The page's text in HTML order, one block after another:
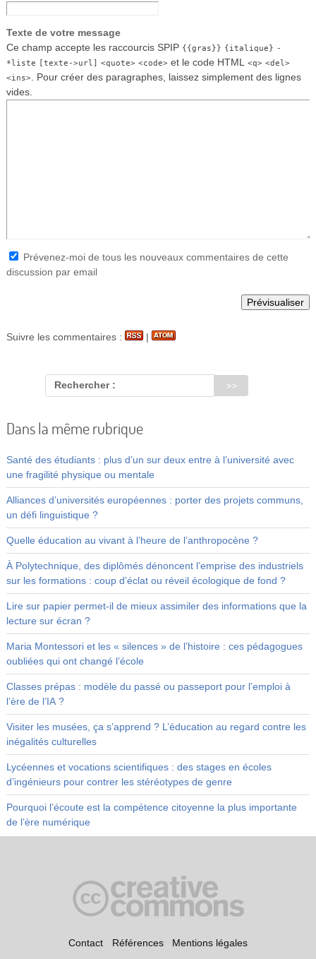
Texte de votre message
Ce champ accepte les raccourcis SPIP {{gras}} {italique} -
*liste [texte->url] <quote> <code>et le code HTML <q> <del>
<ins>. Pour créer des paragraphes, laissez simplement des lignes
vides.
Prévenez-moi de tous les nouveaux commentaires de cette
discussion par email
Suivre les commentaires : |
Rechercher :
Dans la même rubrique
Santé des étudiants : plus d’un sur deux entre à l’université avec
une fragilité physique ou mentale
Alliances d’universités européennes : porter des projets communs,
un défi linguistique ?
Quelle éducation au vivant à l’heure de l’anthropocène ?
À Polytechnique, des diplômés dénoncent l’emprise des industriels
sur les formations : coup d’éclat ou réveil écologique de fond ?
Lire sur papier permet-il de mieux assimiler des informations que la
lecture sur écran ?
Maria Montessori et les « silences » de l’histoire : ces pédagogues
oubliées qui ont changé l’école
Classes prépas : modèle du passé ou passeport pour l’emploi à
l’ère de l’IA ?
Visiter les musées, ça s’apprend ? L’éducation au regard contre les
inégalités culturelles
Lycéennes et vocations scientifiques : des stages en écoles
d’ingénieurs pour contrer les stéréotypes de genre
Pourquoi l’écoute est la compétence citoyenne la plus importante
de l’ère numérique
Contact Références Mentions légales